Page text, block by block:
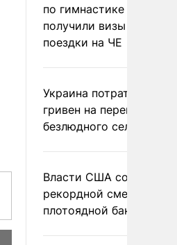
по гимнастике не
получили визы для
поездки на ЧЕ
Украина потратила 1
гривен на
безлюдного села
Власти США сообщили
рекордной смертности
плотоядной бактерии